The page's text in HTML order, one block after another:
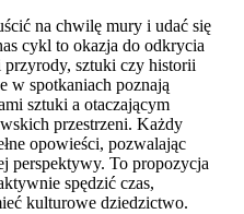
na chwilę mury i udać się
cykl to okazja do odkrycia
sztuki czy historii
w spotkaniach poznają
sztuki a otaczającym
przestrzeni. Każdy
opowieści, pozwalając
perspektywy. To propozycja
spędzić czas,
kulturowe dziedzictwo.